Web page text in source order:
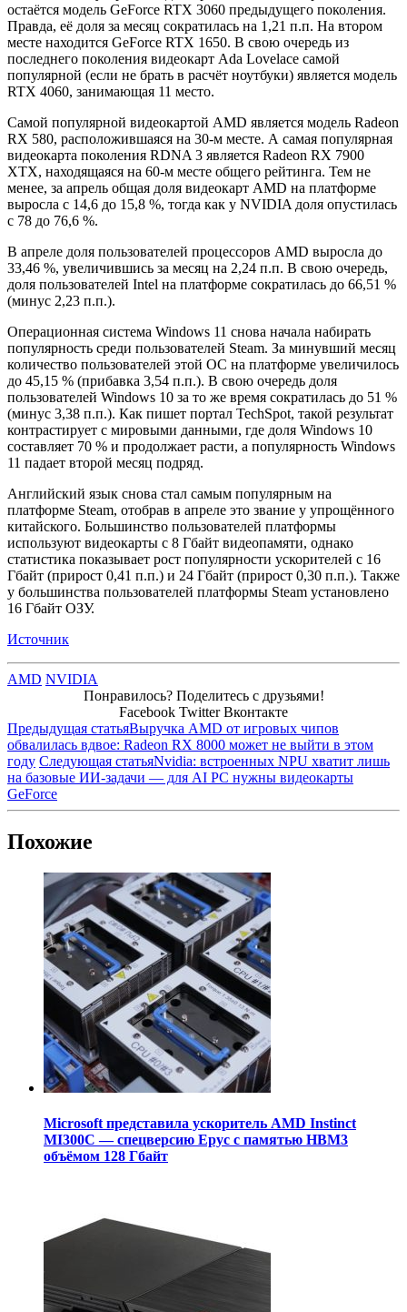
остаётся модель GeForce RTX 3060 предыдущего поколения.
Правда, её доля за месяц сократилась на 1,21 п.п. На втором
месте находится GeForce RTX 1650. В свою очередь из
последнего поколения видеокарт Ada Lovelace самой
популярной (если не брать в расчёт ноутбуки) является модель
RTX 4060, занимающая 11 место.
Самой популярной видеокартой AMD является модель Radeon
RX 580, расположившаяся на 30-м месте. А самая популярная
видеокарта поколения RDNA 3 является Radeon RX 7900
XTX, находящаяся на 60-м месте общего рейтинга. Тем не
менее, за апрель общая доля видеокарт AMD на платформе
выросла с 14,6 до 15,8 %, тогда как у NVIDIA доля опустилась
с 78 до 76,6 %.
В апреле доля пользователей процессоров AMD выросла до
33,46 %, увеличившись за месяц на 2,24 п.п. В свою очередь,
доля пользователей Intel на платформе сократилась до 66,51 %
(минус 2,23 п.п.).
Операционная система Windows 11 снова начала набирать
популярность среди пользователей Steam. За минувший месяц
количество пользователей этой ОС на платформе увеличилось
до 45,15 % (прибавка 3,54 п.п.). В свою очередь доля
пользователей Windows 10 за то же время сократилась до 51 %
(минус 3,38 п.п.). Как пишет портал TechSpot, такой результат
контрастирует с мировыми данными, где доля Windows 10
составляет 70 % и продолжает расти, а популярность Windows
11 падает второй месяц подряд.
Английский язык снова стал самым популярным на
платформе Steam, отобрав в апреле это звание у упрощённого
китайского. Большинство пользователей платформы
используют видеокарты с 8 Гбайт видеопамяти, однако
статистика показывает рост популярности ускорителей с 16
Гбайт (прирост 0,41 п.п.) и 24 Гбайт (прирост 0,30 п.п.). Также
у большинства пользователей платформы Steam установлено
16 Гбайт ОЗУ.
Источник
AMD NVIDIA
Понравилось? Поделитесь с друзьями!
Facebook Twitter Вконтакте
Предыдущая статьяВыручка AMD от игровых чипов
обвалилась вдвое: Radeon RX 8000 может не выйти в этом
году Следующая статьяNvidia: встроенных NPU хватит лишь
на базовые ИИ-задачи — для AI PC нужны видеокарты
GeForce
Похожие
Microsoft представила ускоритель AMD Instinct
MI300C — спецверсию Epyc с памятью HBM3
объёмом 128 Гбайт